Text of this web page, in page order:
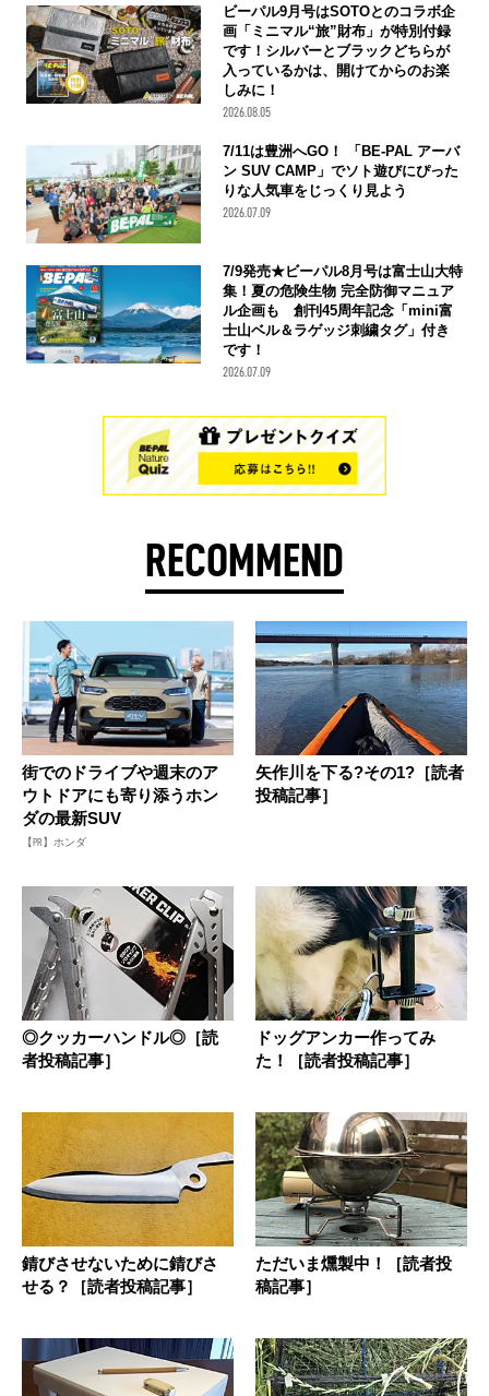
ビーパル9月号はSOTOとのコラボ企
画「ミニマル“旅”財布」が特別付録
です！シルバーとブラックどちらが
入っているかは、開けてからのお楽
しみに！
2026.08.05
7/11は豊洲へGO！ 「BE-PAL アーバ
ン SUV CAMP」でソト遊びにぴった
りな人気車をじっくり見よう
2026.07.09
7/9発売★ビーパル8月号は富士山大特
集！夏の危険生物 完全防御マニュア
ル企画も 創刊45周年記念「mini富
士山ベル＆ラゲッジ刺繍タグ」付き
です！
2026.07.09
RECOMMEND
街でのドライブや週末のア
ウトドアにも寄り添うホン
ダの最新SUV
【PR】ホンダ
矢作川を下る?その1?［読者
投稿記事］
◎クッカーハンドル◎［読
者投稿記事］
ドッグアンカー作ってみ
た！［読者投稿記事］
錆びさせないために錆びさ
せる？［読者投稿記事］
ただいま燻製中！［読者投
稿記事］